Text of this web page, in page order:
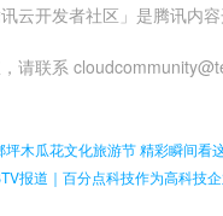
云开发者社区」是腾讯内
请联系
坪木瓜花文化旅游节 精彩瞬间看
报道｜百分点科技作为高科技